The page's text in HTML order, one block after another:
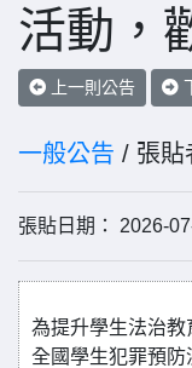
活動，
上一則公告
一般公告 / 張貼
張貼日期： 2026-
為提升學生法治
全國學生犯罪預防